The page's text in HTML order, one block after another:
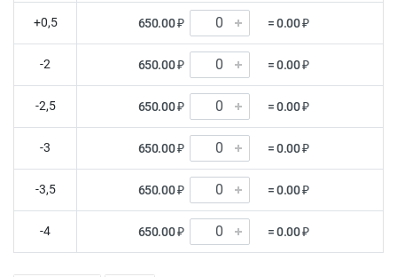
+0,5 650.00 ₽ = 0.00 ₽
-2 650.00 ₽ = 0.00 ₽
-2,5 650.00 ₽ = 0.00 ₽
-3 650.00 ₽ = 0.00 ₽
-3,5 650.00 ₽ = 0.00 ₽
-4 650.00 ₽ = 0.00 ₽